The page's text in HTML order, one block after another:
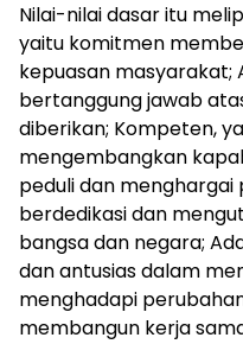
Nilai-nilai dasar itu
yaitu komitmen
kepuasan masyarakat;
bertanggung jawab
diberikan; Kompeten,
mengembangkan
peduli dan menghargai
berdedikasi dan
bangsa dan negara;
dan antusias dalam
menghadapi
membangun kerja